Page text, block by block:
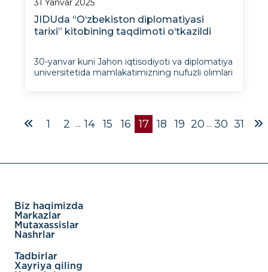
JIDUda “O‘zbekiston diplomatiyasi
tarixi” kitobining taqdimoti o‘tkazildi
30-yanvar kuni Jahon iqtisodiyoti va diplomatiya
universitetida mamlakatimizning nufuzli olimlari
1 2 ... 14 15 16 17 18 19 20 ... 30 31
Biz haqimizda
Markazlar
Mutaxassislar
Nashrlar
Tadbirlar
Xayriya qiling